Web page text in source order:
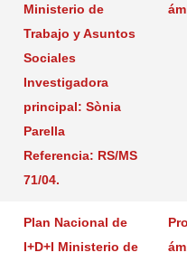
Ministerio de
Trabajo y Asuntos
Sociales
Investigadora
principal: Sònia
Parella
Referencia: RS/MS
71/04.
Plan Nacional de
I+D+I Ministerio de